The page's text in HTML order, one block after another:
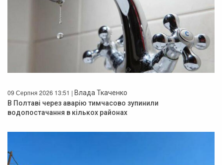
09 Серпня 2026 13:51 | Влада Ткаченко
В Полтаві через аварію тимчасово зупинили
водопостачання в кількох районах